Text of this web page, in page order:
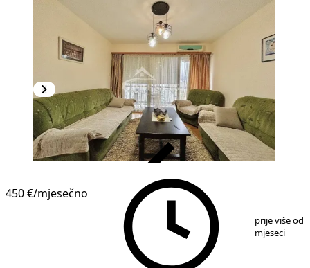
450 €/mjesečno
prije više od
mjeseci